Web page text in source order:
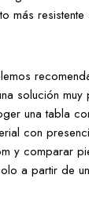
más
solución muy
una tabla
con
y comparar
a partir de